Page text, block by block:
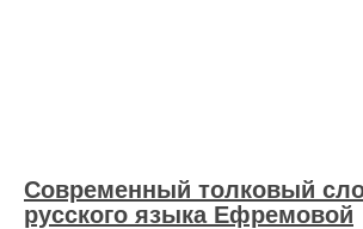
Современный толковый
русского языка Ефремовой